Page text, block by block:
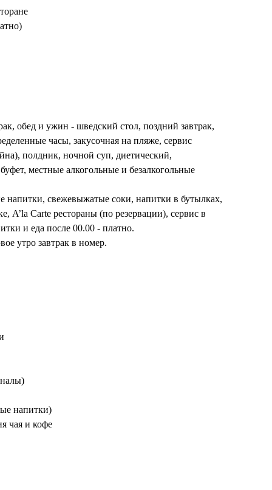
обед и ужин - шведский стол, поздний завтрак,
часы, закусочная на пляже, сервис
полдник, ночной суп, диетический,
местные алкогольные и безалкогольные
напитки, свежевыжатые соки, напитки в бутылках,
A’la Carte рестораны (по резервации), сервис в
и еда после 00.00 - платно.
утро завтрак в номер.
напитки)
чая и кофе